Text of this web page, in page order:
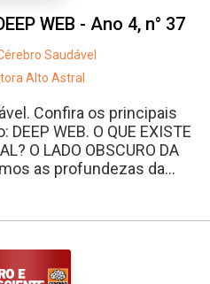
WEB - Ano 4, n° 37
Saudável
Alto Astral
Confira os principais
WEB. O QUE EXISTE
O LADO OBSCURO DA
as profundezas da...